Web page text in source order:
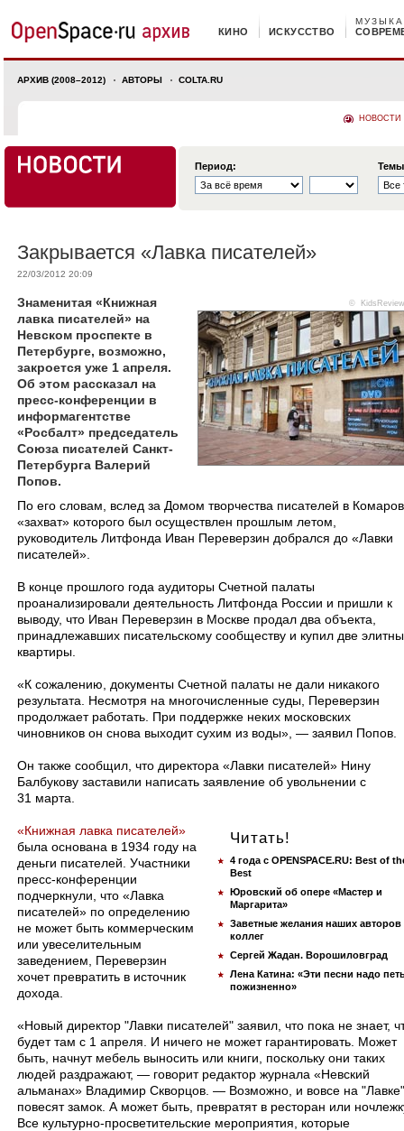
КИНО ИСКУССТВО
МУЗЫКА
АРХИВ (2008–2012) АВТОРЫ COLTA.RU
НОВОСТИ
Период:
Закрывается «Лавка писателей»
22/03/2012 20:09
©
Знаменитая «Книжная
лавка писателей» на
Невском проспекте в
Петербурге, возможно,
закроется уже 1 апреля.
Об этом рассказал на
пресс-конференции в
информагентстве
«Росбалт» председатель
Союза писателей Санкт-
Петербурга Валерий
Попов.
​По его словам, вслед за Домом творчества писателей в
«захват» которого был осуществлен прошлым летом,
руководитель Литфонда Иван Переверзин добрался до «Лавки
писателей».
В конце прошлого года аудиторы Счетной палаты
проанализировали деятельность Литфонда России и пришли к
выводу, что Иван Переверзин в Москве продал два объекта,
принадлежавших писательскому сообществу и купил две
квартиры.
«К сожалению, документы Счетной палаты не дали никакого
результата. Несмотря на многочисленные суды, Переверзин
продолжает работать. При поддержке неких московских
чиновников он снова выходит сухим из воды», — заявил Попов.
Он также сообщил, что директора «Лавки писателей» Нину
Балбукову заставили написать заявление об увольнении с
31 марта.
Читать!
4 года с OPENSPACE.RU: Best of
Best
Юровский об опере «Мастер и
Маргарита»
Заветные желания наших авторов
коллег
Сергей Жадан. Ворошиловград
Лена Катина: «Эти песни надо
пожизненно»
«Книжная лавка писателей»
была основана в 1934 году на
деньги писателей. Участники
пресс-конференции
подчеркнули, что «Лавка
писателей» по определению
не может быть коммерческим
или увеселительным
заведением, Переверзин
хочет превратить в источник
дохода.
«Новый директор "Лавки писателей" заявил, что пока не знает,
будет там с 1 апреля. И ничего не может гарантировать. Может
быть, начнут мебель выносить или книги, поскольку они таких
людей раздражают, — говорит редактор журнала «Невский
альманах» Владимир Скворцов. — Возможно, и вовсе на "Лавке"
повесят замок. А может быть, превратят в ресторан или
Все культурно-просветительские мероприятия, которые